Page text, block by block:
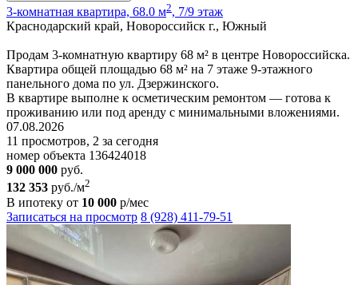
3-комнатная квартира, 68.0 м2, 7/9 этаж
Краснодарский край, Новороссийск г., Южный
Продам 3-комнатную квартиру 68 м² в центре Новороссийска.
Квартира общей площадью 68 м² на 7 этаже 9-этажного
панельного дома по ул. Дзержинского.
В квартире выполне к осметическим ремонтом — готова к
проживанию или под аренду с минимальными вложениями.
07.08.2026
11 просмотров, 2 за сегодня
номер объекта 136424018
9 000 000 руб.
132 353 руб./м2
В ипотеку от 10 000 р/мес
Записаться на просмотр 8 (928) 411-79-51